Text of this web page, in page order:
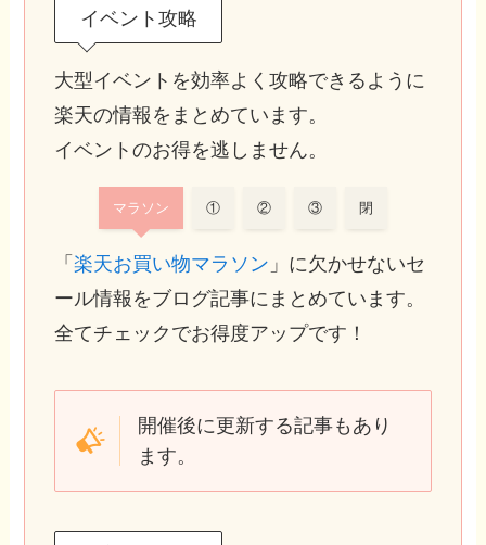
イベント攻略
大型イベントを効率よく攻略できるように
楽天の情報をまとめています。
イベントのお得を逃しません。
マラソン ① ② ③ 閉
「楽天お買い物マラソン 」に欠かせないセ
ール情報をブログ記事にまとめています。
全てチェックでお得度アップです！
開催後に更新する記事もあり
ます。